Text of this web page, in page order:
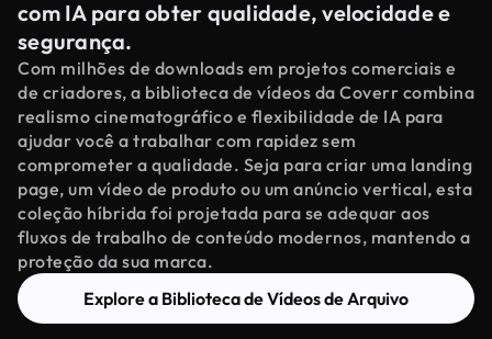
com IA para obter qualidade, velocidade e
segurança.
Com milhões de downloads em projetos comerciais e
de criadores, a biblioteca de vídeos da Coverr combina
realismo cinematográfico e flexibilidade de IA para
ajudar você a trabalhar com rapidez sem
comprometer a qualidade. Seja para criar uma landing
page, um vídeo de produto ou um anúncio vertical, esta
coleção híbrida foi projetada para se adequar aos
fluxos de trabalho de conteúdo modernos, mantendo a
proteção da sua marca.
Explore a Biblioteca de Vídeos de Arquivo